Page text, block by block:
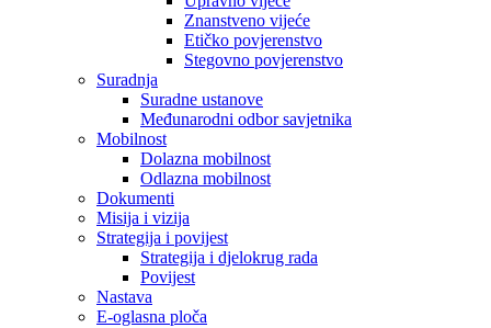
Znanstveno vijeće
Etičko povjerenstvo
Stegovno povjerenstvo
Suradnja
Suradne ustanove
Međunarodni odbor savjetnika
Mobilnost
Dolazna mobilnost
Odlazna mobilnost
Dokumenti
Misija i vizija
Strategija i povijest
Strategija i djelokrug rada
Povijest
Nastava
E-oglasna ploča